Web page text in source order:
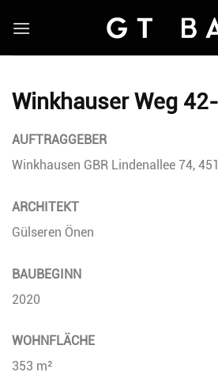
Winkhauser Weg
AUFTRAGGEBER
Winkhausen GBR Lindenallee 74,
ARCHITEKT
Gülseren Önen
BAUBEGINN
2020
WOHNFLÄCHE
353 m²